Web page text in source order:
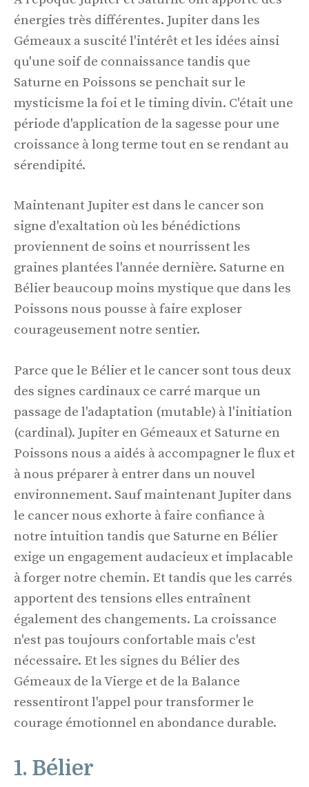
énergies très différentes. Jupiter dans les
Gémeaux a suscité l'intérêt et les idées ainsi
qu'une soif de connaissance tandis que
Saturne en Poissons se penchait sur le
mysticisme la foi et le timing divin. C'était une
période d'application de la sagesse pour une
croissance à long terme tout en se rendant au
sérendipité.
Maintenant Jupiter est dans le cancer son
signe d'exaltation où les bénédictions
proviennent de soins et nourrissent les
graines plantées l'année dernière. Saturne en
Bélier beaucoup moins mystique que dans les
Poissons nous pousse à faire exploser
courageusement notre sentier.
Parce que le Bélier et le cancer sont tous deux
des signes cardinaux ce carré marque un
passage de l'adaptation (mutable) à l'initiation
(cardinal). Jupiter en Gémeaux et Saturne en
Poissons nous a aidés à accompagner le flux et
à nous préparer à entrer dans un nouvel
environnement. Sauf maintenant Jupiter dans
le cancer nous exhorte à faire confiance à
notre intuition tandis que Saturne en Bélier
exige un engagement audacieux et implacable
à forger notre chemin. Et tandis que les carrés
apportent des tensions elles entraînent
également des changements. La croissance
n'est pas toujours confortable mais c'est
nécessaire. Et les signes du Bélier des
Gémeaux de la Vierge et de la Balance
ressentiront l'appel pour transformer le
courage émotionnel en abondance durable.
1. Bélier